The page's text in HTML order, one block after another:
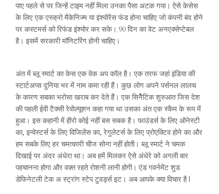
पाए पहले से पर जिन्हें टाइम नहीं मिला उनका पैसा अटक गया। ऐसे केसेस
के लिए एक एस्क्रो मैकेनिज्म या इंश्योरेंस फंड होना चाहिए जो कंपनी बंद होने
पर कस्टमर्स को रिफंड इंश्योर कर सके। 90 दिन का वेट अनएक्सेप्टेबल
है। इसमें सरकारी मॉनिटरिंग होनी चाहिए।
अंत में ब्लू स्मार्ट का केस एक वेक अप कॉल है। एक तरफ जहां इंडिया की
स्टार्टअप्स दुनिया भर में नाम कमा रही हैं। कुछ लोग अपने पर्सनल लालच
के कारण सबका भरोसा खराब कर देते हैं। एक सिनेैटिक शुरुआत जिस देश
की पहली ईवी टैक्सी रेवोल्यूशन कहा गया था उसका अंत एक स्कैम के रूप में
हुआ। इस कहानी में हीरो कोई नहीं बस सबक है। फाउंडर्स के लिए ऑनेस्टी
का, इन्वेस्टर्स के लिए विजिलेंस का, रेगुलेटर्स के लिए प्रोएक्टिव होने का और
हम सबके लिए हर चमत्कारी चीज सोना नहीं होती। ब्लू स्मार्ट ने चमक
दिखाई पर अंदर अंधेरा था। अब हमें मिलकर ऐसे अंधेरे को अगली बार
पहचानना होगा और वक्त रहते रोशनी लानी होगी। एंड गवर्नमेंट शुड
डेफिनेटली टेक अ स्ट्रांग स्टेप टुवर्ड्स इट। अब आपके क्या विचार है |